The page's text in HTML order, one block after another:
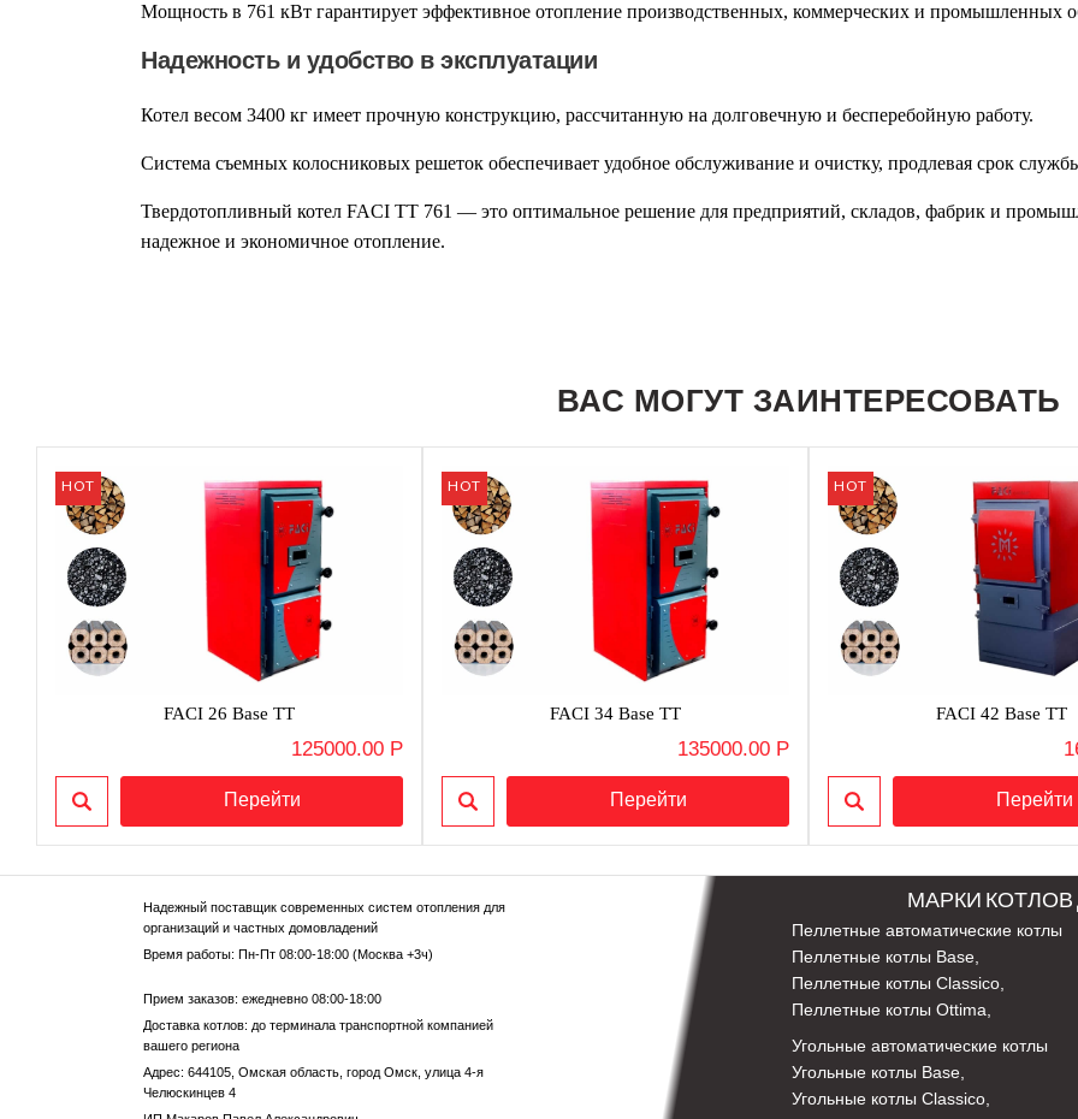
Мощность в 761 кВт гарантирует эффективное отопление производственных, коммерческих и промышленных
Надежность и удобство в эксплуатации
Котел весом 3400 кг имеет прочную конструкцию, рассчитанную на долговечную и бесперебойную работу.
Система съемных колосниковых решеток обеспечивает удобное обслуживание и очистку, продлевая срок
Твердотопливный котел FACI TT 761 — это оптимальное решение для предприятий, складов, фабрик и
надежное и экономичное отопление.
ВАС МОГУТ ЗАИНТЕРЕСОВАТЬ
FACI 26 Base TT
125000.00 Р
FACI 34 Base TT
135000.00 Р
FACI 42 Base TT
Надежный поставщик современных систем отопления для
организаций и частных домовладений
Время работы: Пн-Пт 08:00-18:00 (Москва +3ч)
Прием заказов: ежедневно 08:00-18:00
Доставка котлов: до терминала транспортной компанией
вашего региона
Адрес: 644105, Омская область, город Омск, улица 4-я
Челюскинцев 4
МАРКИ КОТЛОВ
Пеллетные автоматические котлы
Пеллетные котлы Base
Пеллетные котлы Classico
Пеллетные котлы Ottima
Угольные автоматические котлы
Угольные котлы Base
Угольные котлы Classico